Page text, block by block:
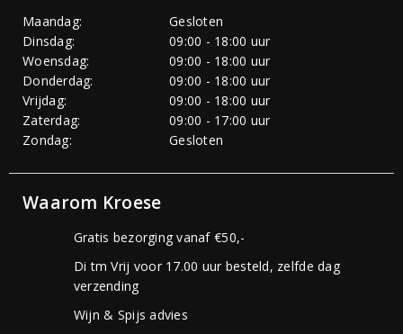
Maandag:
Gesloten
Dinsdag:
09:00 - 18:00 uur
Woensdag:
09:00 - 18:00 uur
Donderdag:
09:00 - 18:00 uur
Vrijdag:
09:00 - 18:00 uur
Zaterdag:
09:00 - 17:00 uur
Zondag:
Gesloten
Waarom Kroese
Gratis bezorging vanaf €50,-
Di tm Vrij voor 17.00 uur besteld, zelfde dag
verzending
Wijn & Spijs advies